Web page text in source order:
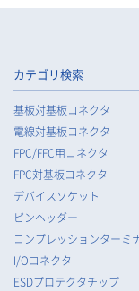
られるよう、必
様等の個人デー
督を行います。
当社は、法令で
等の個人データ
三者に提供する
当社は、法令で
ータを提供した
認・記録義務を
カテゴリ検索
基板対基板コネクタ
電線対基板コネクタ
FPC/FFC用コネクタ
FPC対基板コネクタ
デバイスソケット
ピンヘッダー
コンプレッションターミ
I/Oコネクタ
ESDプロテクタチップ